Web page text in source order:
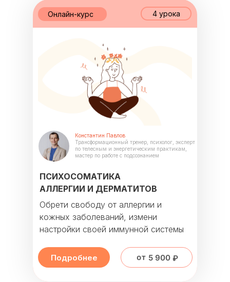
Подробнее
ПСИХОСОМАТИКА
АЛЛЕРГИИ И ДЕРМАТИТОВ
4 урока
Онлайн-курс
Обрети свободу от аллергии и
кожных заболеваний, измени
настройки своей иммунной системы
Константин Павлов
Трансформационный тренер, психолог, эксперт
по телесным и энергетическим практикам,
мастер по работе с подсознанием
от 5 900 ₽